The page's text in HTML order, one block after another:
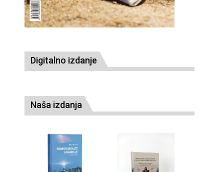
Digitalno izdanje
Naša izdanja